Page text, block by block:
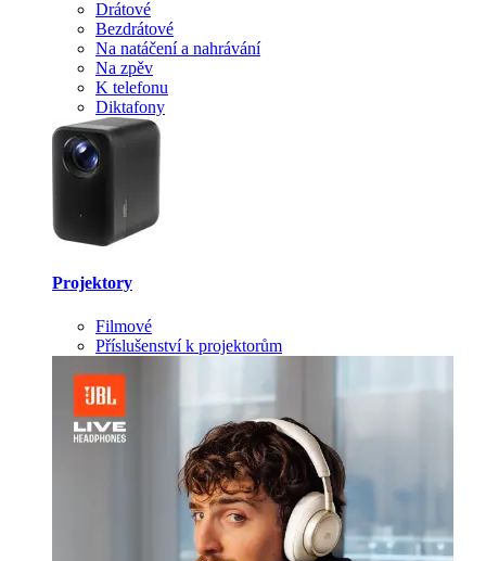
Drátové
Bezdrátové
Na natáčení a nahrávání
Na zpěv
K telefonu
Diktafony
Projektory
Filmové
Příslušenství k projektorům